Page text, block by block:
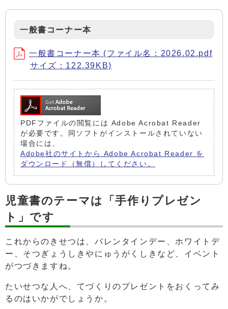
一般書コーナー本
一般書コーナー本 (ファイル名：2026.02.pdf
サイズ：122.39KB)
PDFファイルの閲覧には Adobe Acrobat Reader
が必要です。同ソフトがインストールされていない
場合には、
Adobe社のサイトから Adobe Acrobat Reader を
ダウンロード（無償）してください。
児童書のテーマは「手作りプレゼン
ト」です
これからのきせつは、バレンタインデー、ホワイトデ
ー、そつぎょうしきやにゅうがくしきなど、イベント
がつづきますね。
たいせつな人へ、てづくりのプレゼントをおくってみ
るのはいかがでしょうか。